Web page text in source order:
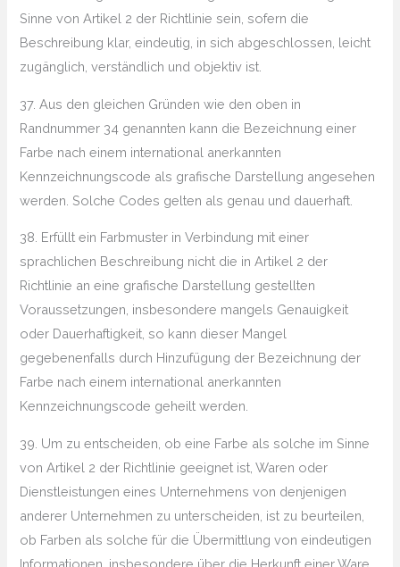
Sinne von Artikel 2 der Richtlinie sein, sofern die
Beschreibung klar, eindeutig, in sich abgeschlossen, leicht
zugänglich, verständlich und objektiv ist.
37. Aus den gleichen Gründen wie den oben in
Randnummer 34 genannten kann die Bezeichnung einer
Farbe nach einem international anerkannten
Kennzeichnungscode als grafische Darstellung angesehen
werden. Solche Codes gelten als genau und dauerhaft.
38. Erfüllt ein Farbmuster in Verbindung mit einer
sprachlichen Beschreibung nicht die in Artikel 2 der
Richtlinie an eine grafische Darstellung gestellten
Voraussetzungen, insbesondere mangels Genauigkeit
oder Dauerhaftigkeit, so kann dieser Mangel
gegebenenfalls durch Hinzufügung der Bezeichnung der
Farbe nach einem international anerkannten
Kennzeichnungscode geheilt werden.
39. Um zu entscheiden, ob eine Farbe als solche im Sinne
von Artikel 2 der Richtlinie geeignet ist, Waren oder
Dienstleistungen eines Unternehmens von denjenigen
anderer Unternehmen zu unterscheiden, ist zu beurteilen,
ob Farben als solche für die Übermittlung von eindeutigen
Informationen, insbesondere über die Herkunft einer Ware